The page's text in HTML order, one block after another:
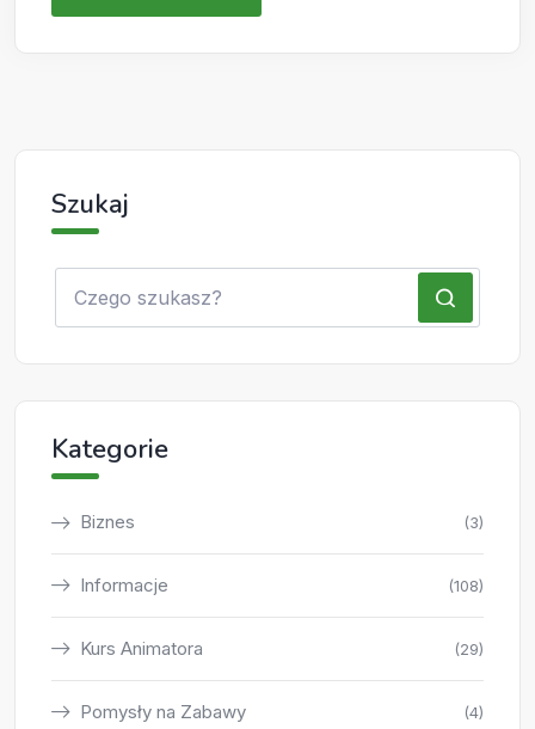
Szukaj
Kategorie
Biznes (3)
Informacje (108)
Kurs Animatora (29)
Pomysły na Zabawy (4)